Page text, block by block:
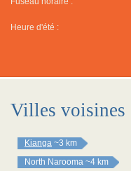
Heure d'été :
Villes voisines
Kianga ~3 km
North Narooma ~4 km